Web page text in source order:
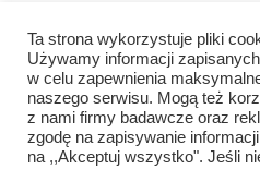
KONTAKT
redakcja@portalkujawski.pl
Redakcja
Ta strona wykorzystuje pliki
Używamy informacji
w celu zapewnienia
naszego serwisu. Mogą też
z nami firmy badawcze oraz
zgodę na zapisywanie
na ,,Akceptuj wszystko". Jeśli